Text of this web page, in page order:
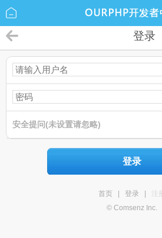
登录
安全提问(未设置请忽略)
登录
首页 登录
注册
© Comsenz Inc.